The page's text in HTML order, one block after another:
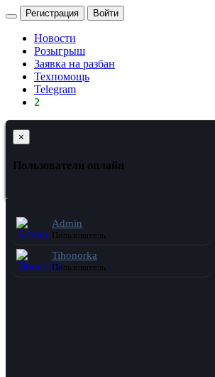
Регистрация Войти
Новости
Розыгрыш
Заявка на разбан
Техпомощь
Telegram
2
×
Пользователи онлайн
Admin
Пользователь
Tihonorka
Пользователь